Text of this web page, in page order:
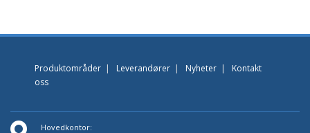
Produktområder | Leverandører | Nyheter | Kontakt
oss
Hovedkontor: